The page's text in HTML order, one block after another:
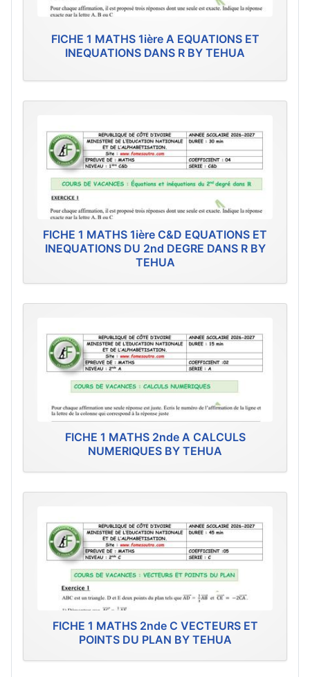
FICHE 1 MATHS 1ière A EQUATIONS ET
INEQUATIONS DANS R BY TEHUA
FICHE 1 MATHS 1ière C&D EQUATIONS ET
INEQUATIONS DU 2nd DEGRE DANS R BY
TEHUA
FICHE 1 MATHS 2nde A CALCULS
NUMERIQUES BY TEHUA
FICHE 1 MATHS 2nde C VECTEURS ET
POINTS DU PLAN BY TEHUA